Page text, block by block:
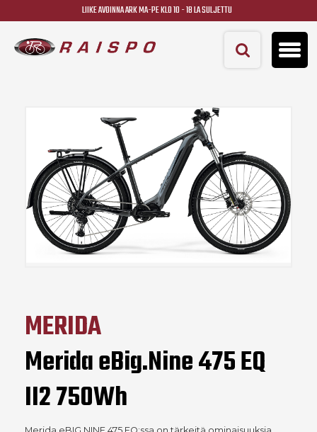
LIIKE AVOINNA ARK MA-PE KLO 10 - 18 LA SULJETTU
MERIDA
Merida eBig.Nine 475 EQ
II2 750Wh